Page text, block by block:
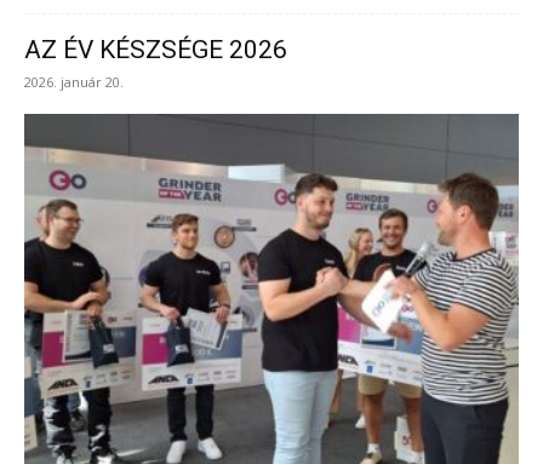
AZ ÉV KÉSZSÉGE 2026
2026. január 20.